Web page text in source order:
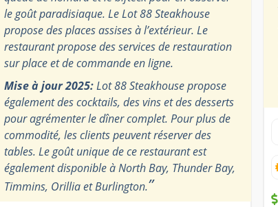
le goût paradisiaque. Le Lot 88 Steakhouse
propose des places assises à l’extérieur. Le
restaurant propose des services de restauration
sur place et de commande en ligne.
Mise à jour 2025:Lot 88 Steakhouse propose
également des cocktails, des vins et des desserts
pour agrémenter le dîner complet. Pour plus de
commodité, les clients peuvent réserver des
tables. Le goût unique de ce restaurant est
également disponible à North Bay, Thunder Bay,
Timmins, Orillia et Burlington.”